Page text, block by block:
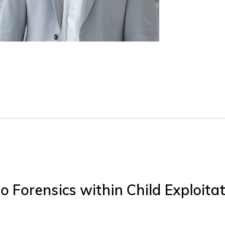
Forensics within Child